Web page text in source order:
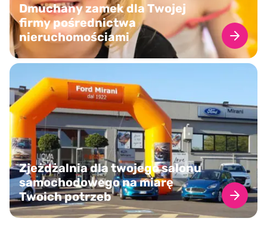
Dmuchany zamek dla Twojej
firmy pośrednictwa
nieruchomościami
Zjeżdżalnia dla twojego salonu
samochodowego na miarę
Twoich potrzeb